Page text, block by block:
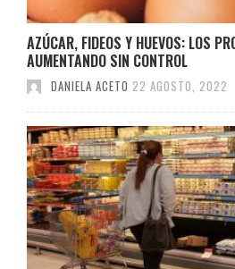
AZÚCAR, FIDEOS Y HUEVOS: LOS
AUMENTANDO SIN CONTROL
DANIELA ACETO 22 AGOSTO, 2022